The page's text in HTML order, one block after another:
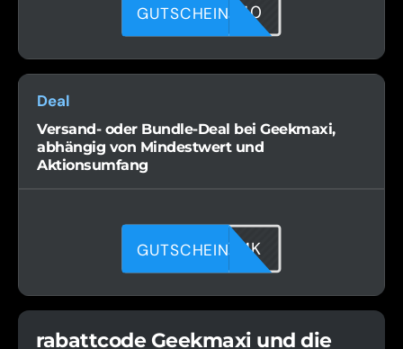
UNYX89UM0
GUTSCHEIN
Deal
Versand- oder Bundle-Deal bei Geekmaxi,
abhängig von Mindestwert und
Aktionsumfang
JH3KKR0MK
GUTSCHEIN
rabattcode Geekmaxi und die